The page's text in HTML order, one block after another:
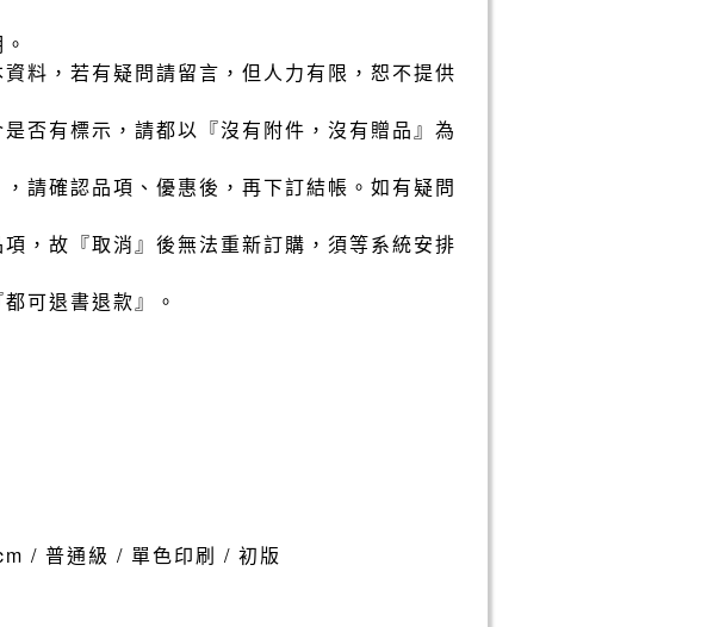
料，若有疑問請留言，但人力有限，恕不提供
否有標示，請都以『沒有附件，沒有贈品』為
請確認品項、優惠後，再下訂結帳。如有疑問
，故『取消』後無法重新訂購，須等系統安排
可退書退款』。
/ 普通級 / 單色印刷 / 初版